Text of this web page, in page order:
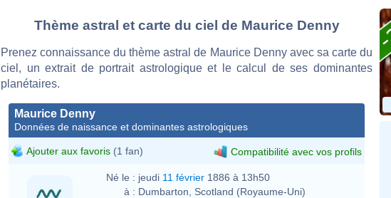
Thème astral et carte du ciel de Maurice Denny
Prenez connaissance du thème astral de Maurice Denny avec sa carte du
ciel, un extrait de portrait astrologique et le calcul de ses dominantes
planétaires.
Maurice Denny
Données de naissance et dominantes astrologiques
Ajouter aux favoris (1 fan) Compatibilité avec vos profils
Né le : jeudi 11 février 1886 à 13h50
à : Dumbarton, Scotland (Royaume-Uni)